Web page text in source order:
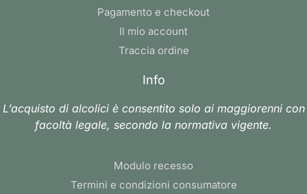
Pagamento e checkout
Il mio account
Traccia ordine
Info
L’acquisto di alcolici è consentito solo ai maggiorenni con
facoltà legale, secondo la normativa vigente.
Modulo recesso
Termini e condizioni consumatore